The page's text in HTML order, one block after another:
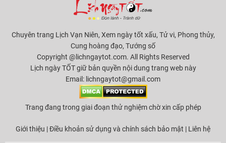
Chuyên trang Lịch Vạn Niên, Xem ngày tốt xấu, Tử vi, Phong thủy,
Cung hoàng đạo, Tướng số
Copyright @lichngaytot.com. All Rights Reserved
Lịch ngày TỐT giữ bản quyền nội dung trang web này
Email: lichngaytot@gmail.com
Trang đang trong giai đoạn thử nghiệm chờ xin cấp phép
Giới thiệu |Điều khoản sử dụng và chính sách bảo mật | Liên hệ